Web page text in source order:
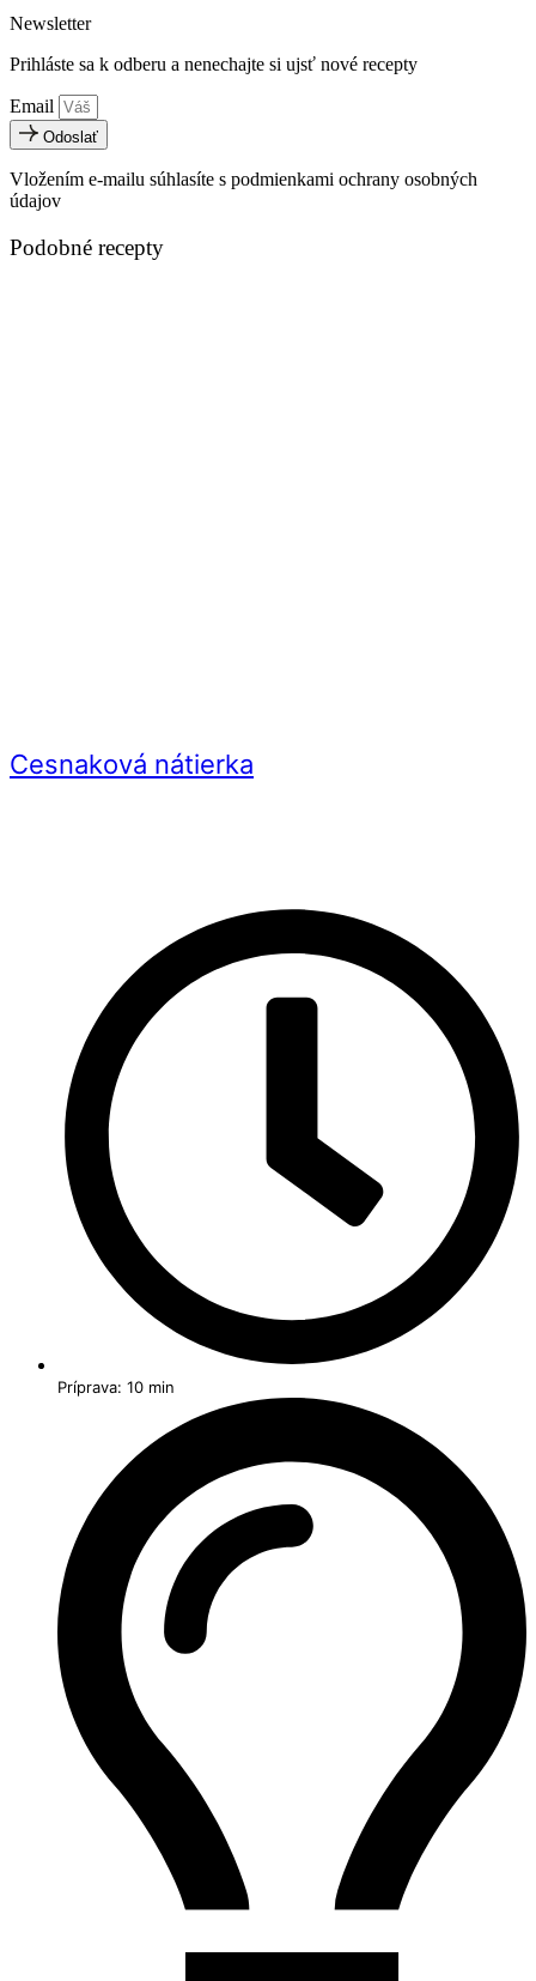
Newsletter
Prihláste sa k odberu a nenechajte si ujsť nové recepty
Email
Odoslať
Vložením e-mailu súhlasíte s podmienkami ochrany osobných
údajov
Podobné recepty
Cesnaková nátierka
Príprava: 10 min